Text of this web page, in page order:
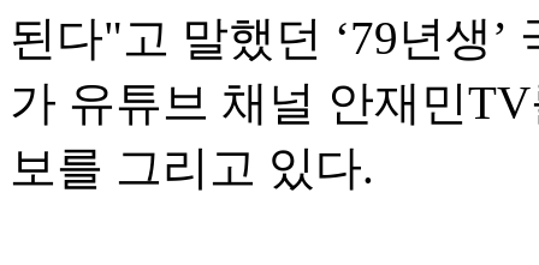
된다"고 말했던 ‘79년생
가 유튜브 채널 안재민
보를 그리고 있다.